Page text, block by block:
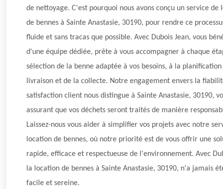
de nettoyage. C'est pourquoi nous avons conçu un service de
de bennes à Sainte Anastasie, 30190, pour rendre ce
fluide et sans tracas que possible. Avec Dubois Jean, vous
d'une équipe dédiée, prête à vous accompagner à chaque
sélection de la benne adaptée à vos besoins, à la planification
livraison et de la collecte. Notre engagement envers la
satisfaction client nous distingue à Sainte Anastasie, 30190,
assurant que vos déchets seront traités de manière
Laissez-nous vous aider à simplifier vos projets avec notre
location de bennes, où notre priorité est de vous offrir une
rapide, efficace et respectueuse de l'environnement. Avec
la location de bennes à Sainte Anastasie, 30190, n'a jamais
facile et sereine.